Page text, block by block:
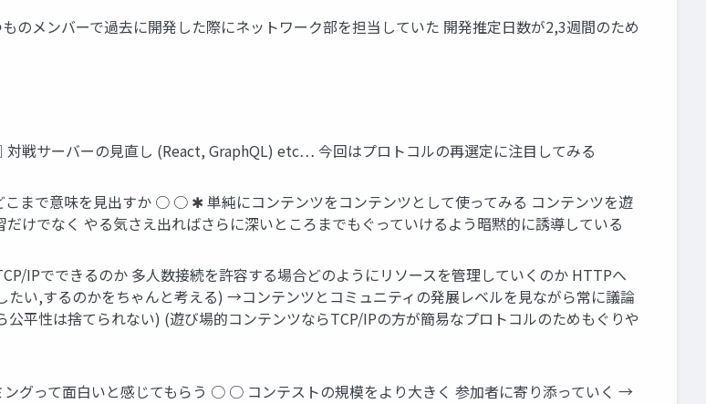
メンバーで過去に開発した際にネットワーク部を担当していた 開発推定日数が2,3週間のため
戦サーバーの見直し (React, GraphQL) etc… 今回はプロトコルの再選定に注目してみる
まで意味を見出すか ○ ○ ✱ 単純にコンテンツをコンテンツとして使ってみる コンテンツを遊
けでなく やる気さえ出ればさらに深いところまでもぐっていけるよう暗黙的に誘導している
IPでできるのか 多人数接続を許容する場合どのようにリソースを管理していくのか HTTPへ
い,するのかをちゃんと考える) →コンテンツとコミュニティの発展レベルを見ながら常に議論
平性は捨てられない) (遊び場的コンテンツならTCP/IPの方が簡易なプロトコルのためもぐりや
グって面白いと感じてもらう ○ ○ コンテストの規模をより大きく 参加者に寄り添っていく →